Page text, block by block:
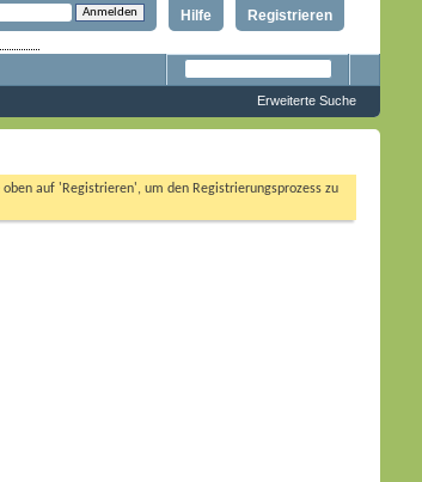
Registrieren
Hilfe
Erweiterte Suche
auf 'Registrieren', um den Registrierungsprozess zu